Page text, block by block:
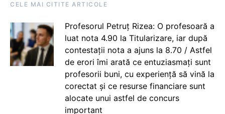
CELE MAI CITITE ARTICOLE
Profesorul Petruț Rizea: O profesoară a
luat nota 4.90 la Titularizare, iar după
contestații nota a ajuns la 8.70 / Astfel
de erori îmi arată ce entuziasmați sunt
profesorii buni, cu experiență să vină la
corectat și ce resurse financiare sunt
alocate unui astfel de concurs
important